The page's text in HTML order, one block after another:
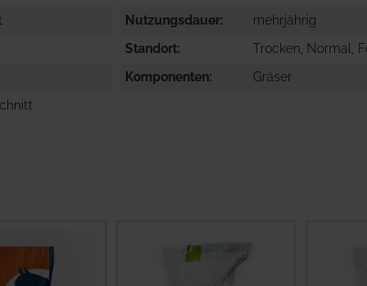
Nutzungsdauer
mehrjährig
Standort
Trocken, Normal,
Komponenten
Gräser